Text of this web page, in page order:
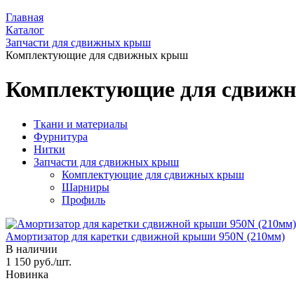
Главная
Каталог
Запчасти для сдвижных крыш
Комплектующие для сдвижных крыш
Комплектующие для
Ткани и материалы
Фурнитура
Нитки
Запчасти для сдвижных крыш
Комплектующие для сдвижных крыш
Шарниры
Профиль
Амортизатор для каретки сдвижной крыши 950N (210мм)
В наличии
1 150 руб./шт.
Новинка